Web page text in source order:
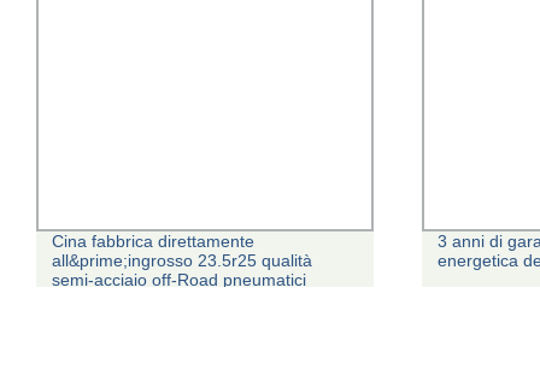
Cina fabbrica direttamente
all&prime;ingrosso 23.5r25 qualità
semi-acciaio off-Road pneumatici
3 anni di
energetica